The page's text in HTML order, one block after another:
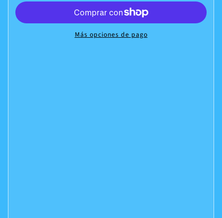
Más opciones de pago